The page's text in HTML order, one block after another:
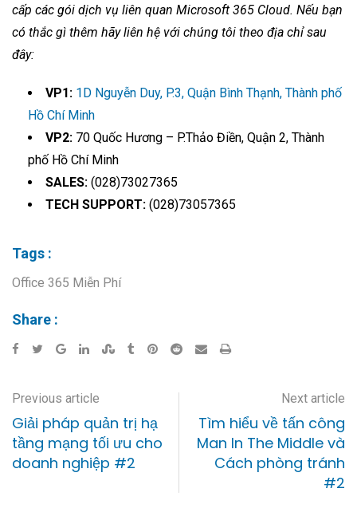
cấp các gói dịch vụ liên quan Microsoft 365 Cloud. Nếu bạn
có thắc gì thêm hãy liên hệ với chúng tôi theo địa chỉ sau
đây:
VP1: 1D Nguyễn Duy, P.3, Quận Bình Thạnh, Thành phố
Hồ Chí Minh
VP2: 70 Quốc Hương – P.Thảo Điền, Quận 2, Thành
phố Hồ Chí Minh
SALES: (028)73027365
TECH SUPPORT: (028)73057365
Tags :
Office 365 Miễn Phí
Share :
Previous article
Giải pháp quản trị hạ
tầng mạng tối ưu cho
doanh nghiệp #2
Next article
Tìm hiểu về tấn công
Man In The Middle và
Cách phòng tránh
#2